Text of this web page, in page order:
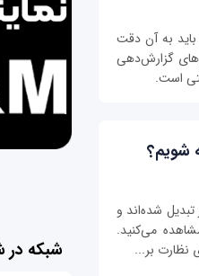
به آن دقت
گزارش‌دهی
است.
شویم؟
شده‌اند و
می‌کنید.
نظارت بر...
شبکه در